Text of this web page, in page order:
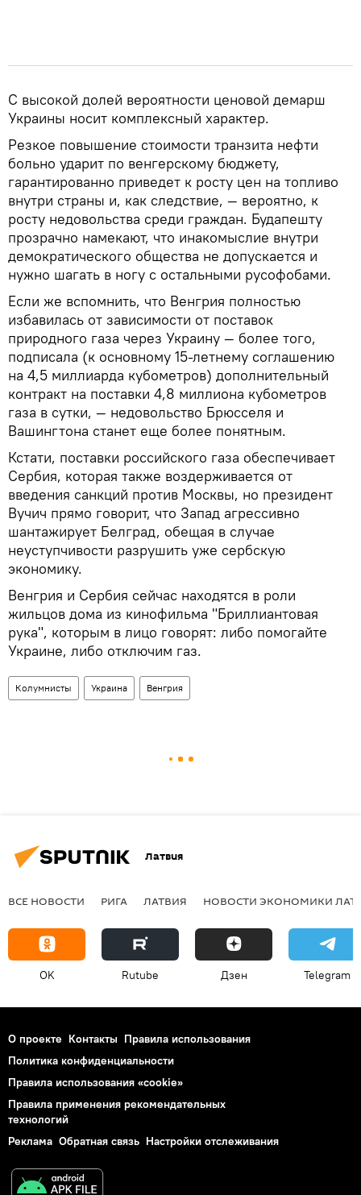
С высокой долей вероятности ценовой демарш
Украины носит комплексный характер.
Резкое повышение стоимости транзита нефти
больно ударит по венгерскому бюджету,
гарантированно приведет к росту цен на топливо
внутри страны и, как следствие, — вероятно, к
росту недовольства среди граждан. Будапешту
прозрачно намекают, что инакомыслие внутри
демократического общества не допускается и
нужно шагать в ногу с остальными русофобами.
Если же вспомнить, что Венгрия полностью
избавилась от зависимости от поставок
природного газа через Украину — более того,
подписала (к основному 15-летнему соглашению
на 4,5 миллиарда кубометров) дополнительный
контракт на поставки 4,8 миллиона кубометров
газа в сутки, — недовольство Брюсселя и
Вашингтона станет еще более понятным.
Кстати, поставки российского газа обеспечивает
Сербия, которая также воздерживается от
введения санкций против Москвы, но президент
Вучич прямо говорит, что Запад агрессивно
шантажирует Белград, обещая в случае
неуступчивости разрушить уже сербскую
экономику.
Венгрия и Сербия сейчас находятся в роли
жильцов дома из кинофильма "Бриллиантовая
рука", которым в лицо говорят: либо помогайте
Украине, либо отключим газ.
Колумнисты Украина Венгрия
Латвия
ВСЕ НОВОСТИ РИГА ЛАТВИЯ НОВОСТИ ЭКОНОМИКИ
OK Rutube Дзен Telegram
О проекте Контакты Правила использования
Политика конфиденциальности
Правила использования «cookie»
Правила применения рекомендательных
технологий
Реклама Обратная связь Настройки отслеживания